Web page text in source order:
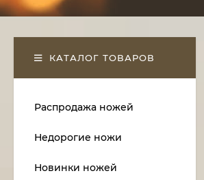
КАТАЛОГ ТОВАРОВ
Распродажа ножей
Недорогие ножи
Новинки ножей